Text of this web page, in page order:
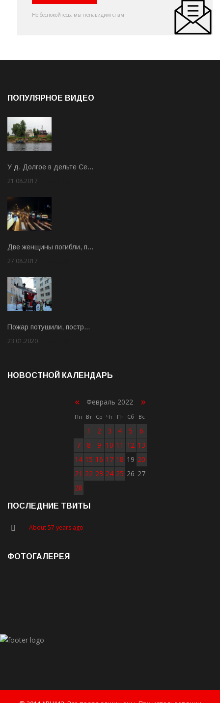
Не беспокойтесь, мы ненавидим спам
ПОПУЛЯРНОЕ ВИДЕО
У д. Долгое в дельте Се…
21.08.2017
Две женщины погибли, п…
27.08.2017
Пожар потушили, постр…
23.01.2020
НОВОСТНОЙ КАЛЕНДАРЬ
« Февраль 2022 »
Пн Вт Ср Чт Пт Сб Вс
1 2 3 4 5
6
7
8 9 10 11 12 13
14 15 16 17 18 19 20
21 22 23 24 25 26 27
28
ПОСЛЕДНИЕ ТВИТЫ
About 57 years ago
ФОТОГАЛЕРЕЯ